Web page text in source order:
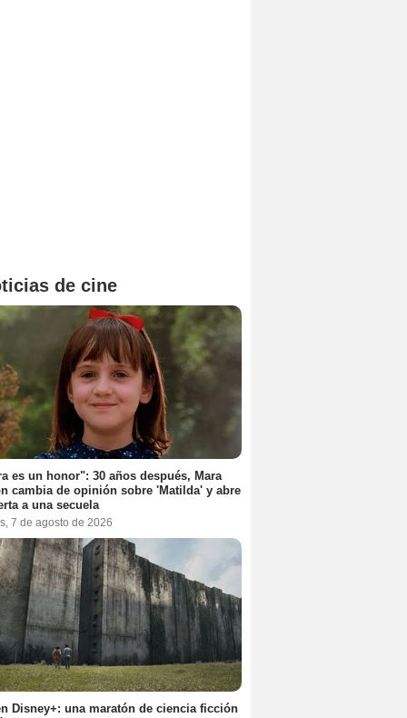
de cine
es un honor": 30 años después, Mara
cambia de opinión sobre 'Matilda' y abre
a una secuela
7 de agosto de 2026
Disney+: una maratón de ciencia ficción